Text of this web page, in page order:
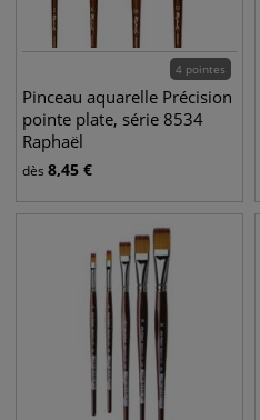
4 pointes
Pinceau aquarelle Précision
pointe plate, série 8534
Raphaël
dès 8,45 €